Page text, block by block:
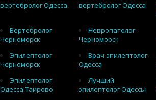
вертебролог Одесса
вертебролог Одесса
Вертебролог
Черноморск
Невропатолог
Черноморск
Эпилептолог
Черноморск
Врач эпилептолог
Одесса
Эпилептолог
Одесса Таирово
Лучший
эпилептолог Одессы